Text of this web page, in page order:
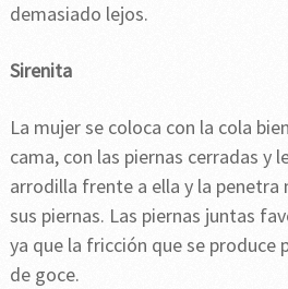
demasiado lejos.
Sirenita
La mujer se coloca con la cola
cama, con las piernas cerradas y
arrodilla frente a ella y la penetra
sus piernas. Las piernas juntas
ya que la fricción que se produce
de goce.